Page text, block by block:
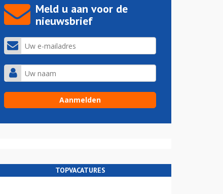
Meld u aan voor de
nieuwsbrief
TOPVACATURES